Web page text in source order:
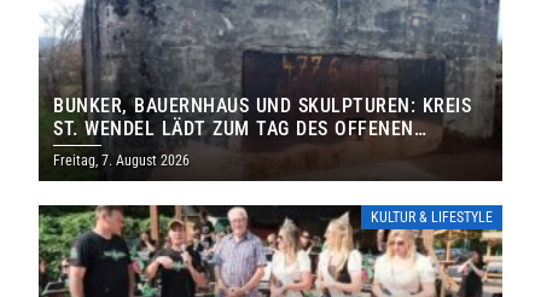
BUNKER, BAUERNHAUS UND SKULPTUREN: KREIS
ST. WENDEL LÄDT ZUM TAG DES OFFENEN
DENKMALS EIN
Freitag, 7. August 2026
KULTUR & LIFESTYLE